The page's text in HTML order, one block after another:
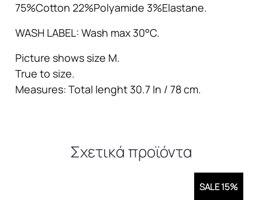
75%Cotton 22%Polyamide 3%Elastane.
WASH LABEL: Wash max 30°C.
Picture shows size M.
True to size.
Measures: Total lenght 30.7 In / 78 cm.
Σχετικά προϊόντα
SALE 15%